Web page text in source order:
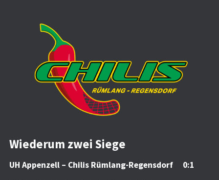
Wiederum zwei Siege
UH Appenzell – Chilis Rümlang-Regensdorf 0:1